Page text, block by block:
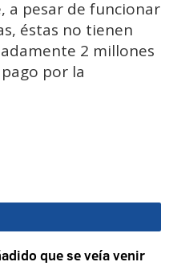
a pesar de funcionar
éstas no tienen
2 millones
por la
que se veía venir